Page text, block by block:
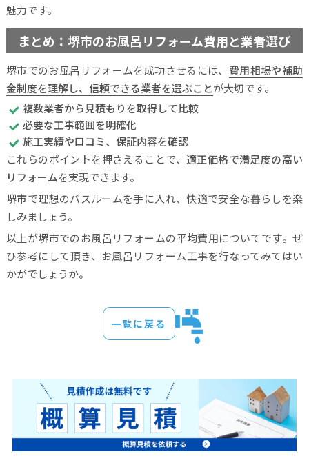
魅力です。
まとめ：堺市のお風呂リフォーム費用と業者選び
堺市でのお風呂リフォームを成功させるには、 費用相場や補助
金制度を理解し、信頼できる業者を選ぶことが大切です。
複数業者から見積もりを取得して比較
必要な工事範囲を明確化
施工実績や口コミ、保証内容を確認
これらのポイントを押さえることで、 適正価格で満足度の高い
リフォームを実現できます。
堺市で理想のバスルームを手に入れ、快適で安全な暮らしを楽
しみましょう。
以上が堺市でのお風呂リフォームの平均費用についてです。ぜ
ひ参考にして頂き、お風呂リフォーム工事を行なってみてはい
かがでしょうか。
一覧に戻る